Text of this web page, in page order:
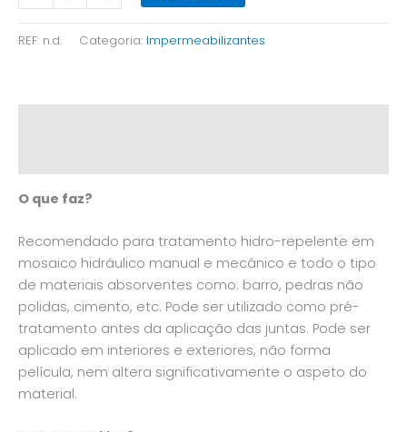
REF: n.d. Categoria: Impermeabilizantes
O que faz?
Recomendado para tratamento hidro-repelente em
mosaico hidráulico manual e mecânico e todo o tipo
de materiais absorventes como: barro, pedras não
polidas, cimento, etc. Pode ser utilizado como pré-
tratamento antes da aplicação das juntas. Pode ser
aplicado em interiores e exteriores, não forma
película, nem altera significativamente o aspeto do
material.